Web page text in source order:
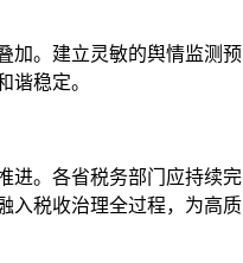
加。建立灵敏的舆情监测预
稳定。
进。各省税务部门应持续完
入税收治理全过程，为高质